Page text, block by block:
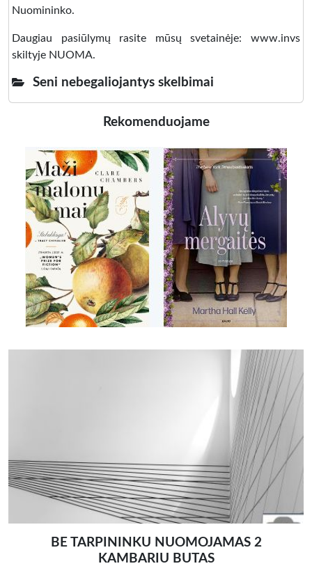
Nuomininko.
Daugiau pasiūlymų rasite mūsų svetainėje: www.invs
skiltyje NUOMA.
Seni nebegaliojantys skelbimai
Rekomenduojame
BE TARPININKU NUOMOJAMAS 2
KAMBARIU BUTAS